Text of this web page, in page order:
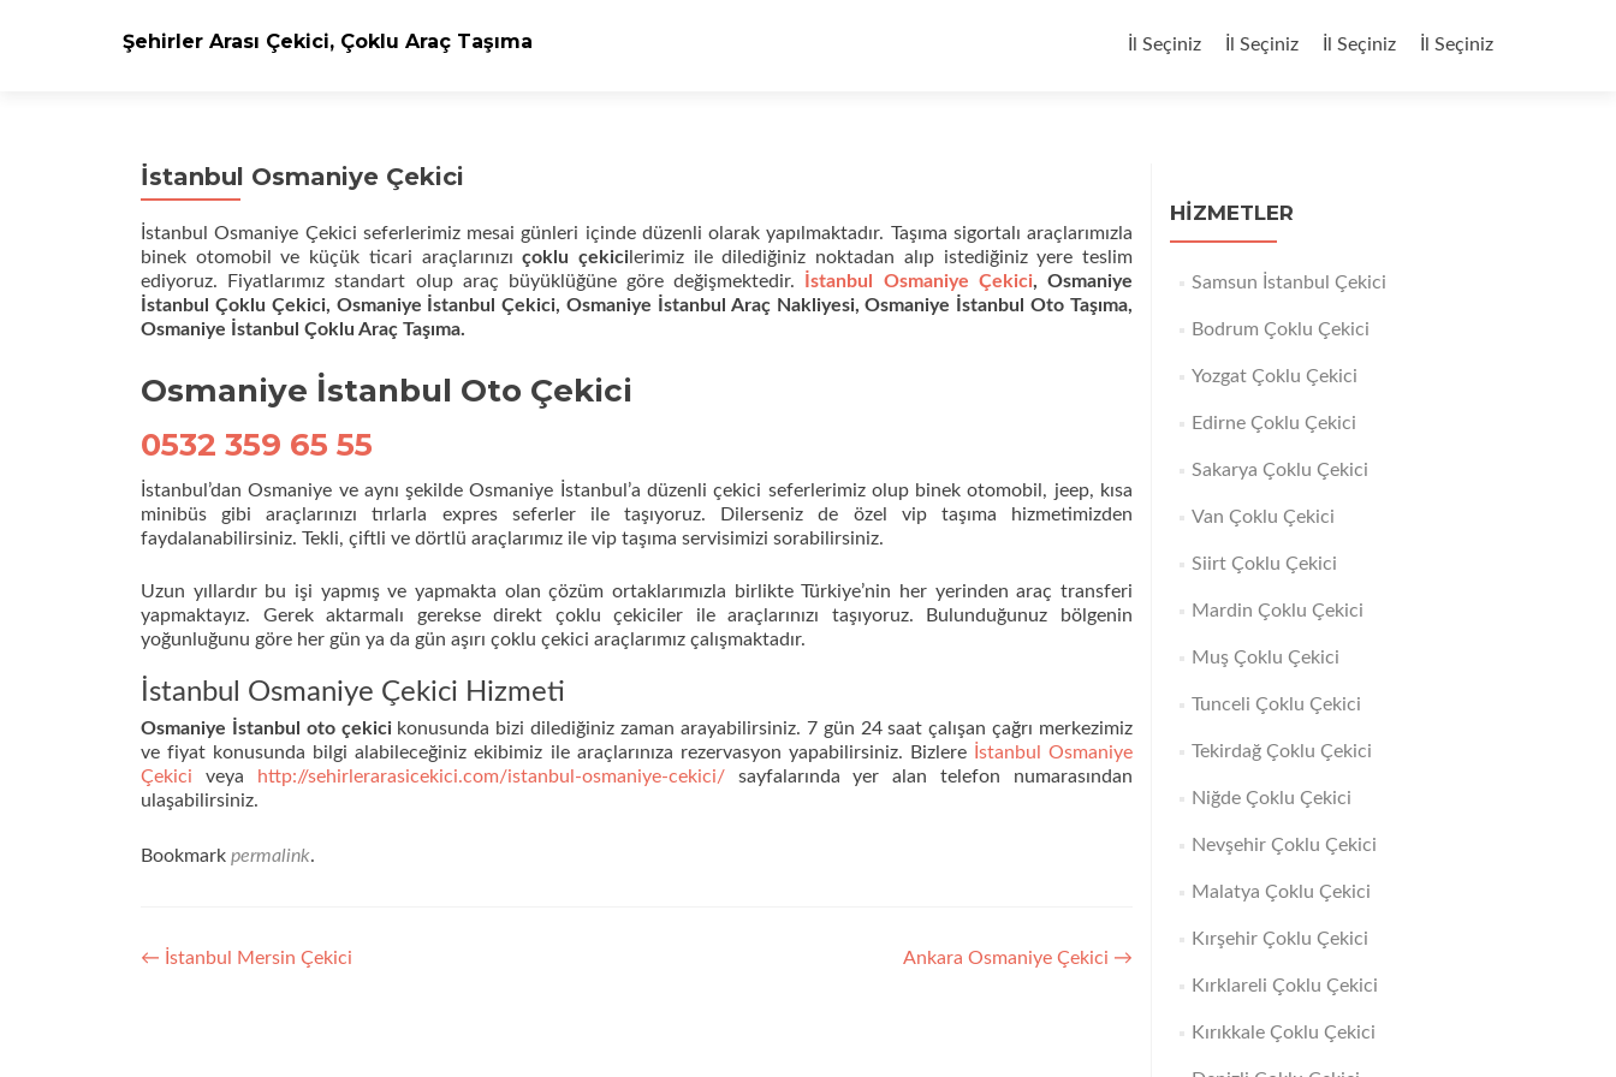
Şehirler Arası Çekici, Çoklu Araç Taşıma
geç
İl Seçiniz İl Seçiniz İl Seçiniz İl Seçiniz
İstanbul Osmaniye Çekici
İstanbul Osmaniye Çekici seferlerimiz mesai günleri içinde düzenli olarak yapılmaktadır. Taşıma sigortalı araçlarımızla
binek otomobil ve küçük ticari araçlarınızıçoklu çekici lerimiz ile dilediğiniz noktadan alıp istediğiniz yere teslim
ediyoruz. Fiyatlarımız standart olup araç büyüklüğüne göre değişmektedir.
İstanbul Osmaniye Çekici, Osmaniye
İstanbul Çoklu Çekici, Osmaniye İstanbul Çekici, Osmaniye İstanbul Araç Nakliyesi, Osmaniye İstanbul Oto Taşıma,
Osmaniye İstanbul Çoklu Araç Taşıma.
Osmaniye İstanbul Oto Çekici
0532 359 65 55
İstanbul’dan Osmaniye ve aynı şekilde Osmaniye İstanbul’a düzenli çekici seferlerimiz olup binek otomobil, jeep, kısa
minibüs gibi araçlarınızı tırlarla expres seferler ile taşıyoruz. Dilerseniz de özel vip taşıma hizmetimizden
faydalanabilirsiniz. Tekli, çiftli ve dörtlü araçlarımız ile vip taşıma servisimizi sorabilirsiniz.
Uzun yıllardır bu işi yapmış ve yapmakta olan çözüm ortaklarımızla birlikte Türkiye’nin her yerinden araç transferi
yapmaktayız. Gerek aktarmalı gerekse direkt çoklu çekiciler ile araçlarınızı taşıyoruz. Bulunduğunuz bölgenin
yoğunluğunu göre her gün ya da gün aşırı çoklu çekici araçlarımız çalışmaktadır.
İstanbul Osmaniye Çekici Hizmeti
Osmaniye İstanbul oto çekicikonusunda bizi dilediğiniz zaman arayabilirsiniz. 7 gün 24 saat çalışan çağrı merkezimiz
ve fiyat konusunda bilgi alabileceğiniz ekibimiz ile araçlarınıza rezervasyon yapabilirsiniz. Bizlere
İstanbul Osmaniye
Çekici veya http://sehirlerarasicekici.com/istanbul-osmaniye-cekici/sayfalarında yer alan telefon numarasından
ulaşabilirsiniz.
Bookmark permalink.
Yazı
← İstanbul Mersin Çekici Ankara Osmaniye Çekici →
HIZMETLER
Samsun İstanbul Çekici
Bodrum Çoklu Çekici
Yozgat Çoklu Çekici
Edirne Çoklu Çekici
Sakarya Çoklu Çekici
Van Çoklu Çekici
Siirt Çoklu Çekici
Mardin Çoklu Çekici
Muş Çoklu Çekici
Tunceli Çoklu Çekici
Tekirdağ Çoklu Çekici
Niğde Çoklu Çekici
Nevşehir Çoklu Çekici
Malatya Çoklu Çekici
Kırşehir Çoklu Çekici
Kırklareli Çoklu Çekici
Kırıkkale Çoklu Çekici